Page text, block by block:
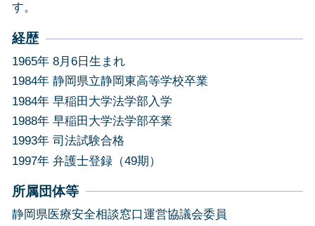
す。
経歴
1965年 8月6日生まれ
1984年 静岡県立静岡東高等学校卒業
1984年 早稲田大学法学部入学
1988年 早稲田大学法学部卒業
1993年 司法試験合格
1997年 弁護士登録（49期）
所属団体等
静岡県医療安全相談窓口運営協議会委員